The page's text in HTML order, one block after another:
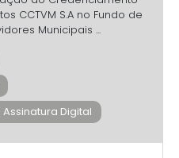
CCTVM S.A no Fundo de
Municipais ...
Digital